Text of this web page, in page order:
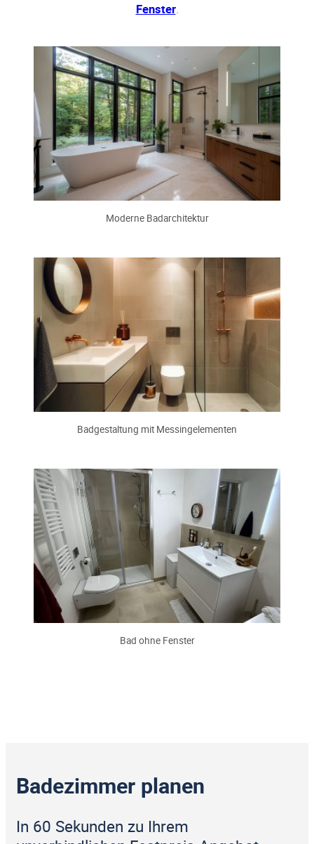
Fenster.
Moderne Badarchitektur
Badgestaltung mit Messingelementen
Bad ohne Fenster
Badezimmer planen
In 60 Sekunden zu Ihrem